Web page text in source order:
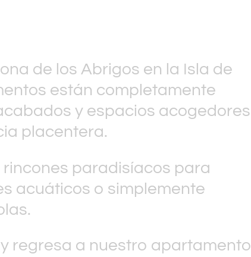
de los Abrigos en la Isla de
están completamente
y espacios acogedores
placentera.
paradisíacos para
acuáticos o simplemente
regresa a nuestro apartamento